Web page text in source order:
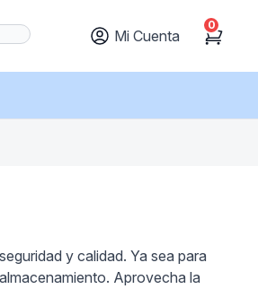
Mi Cuenta Cart
0
y calidad. Ya sea para
Aprovecha la